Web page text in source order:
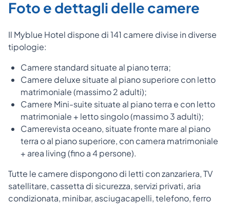
Foto e dettagli delle camere
Il Myblue Hotel dispone di 141 camere divise in diverse
tipologie:
Camere standard situate al piano terra;
Camere deluxe situate al piano superiore con letto
matrimoniale (massimo 2 adulti);
Camere Mini-suite situate al piano terra e con letto
matrimoniale + letto singolo (massimo 3 adulti);
Camerevista oceano, situate fronte mare al piano
terra o al piano superiore, con camera matrimoniale
+ area living (fino a 4 persone).
Tutte le camere dispongono di letti con zanzariera, TV
satellitare, cassetta di sicurezza, servizi privati, aria
condizionata, minibar, asciugacapelli, telefono, ferro